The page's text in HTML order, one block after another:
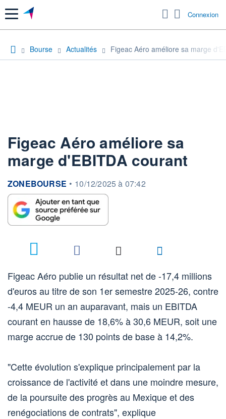
Menu Connexion
Bourse Actualités Figeac Aéro améliore sa marge
Figeac Aéro améliore sa
marge d'EBITDA courant
information fournie par
ZONEBOURSE • 10/12/2025 à 07:42
Figeac Aéro publie un résultat net de -17,4 millions
d'euros au titre de son 1er semestre 2025-26, contre
-4,4 MEUR un an auparavant, mais un EBITDA
courant en hausse de 18,6% à 30,6 MEUR, soit une
marge accrue de 130 points de base à 14,2%.
"Cette évolution s'explique principalement par la
croissance de l'activité et dans une moindre mesure,
de la poursuite des progrès au Mexique et des
renégociations de contrats", explique